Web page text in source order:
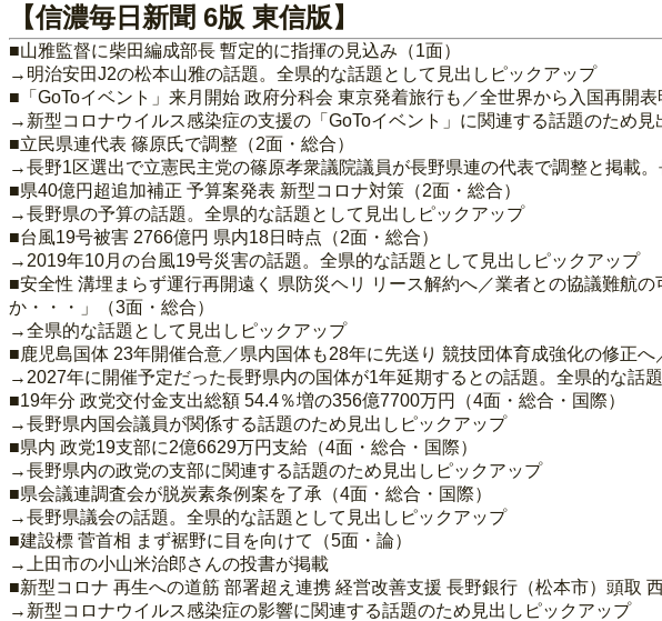
【信濃毎日新聞 6版 東信版】
■山雅監督に柴田編成部長 暫定的に指揮の見込み（1面）
→明治安田J2の松本山雅の話題。全県的な話題として見出しピックアップ
■「GoToイベント」来月開始 政府分科会 東京発着旅行も／全世界から入国再開表
→新型コロナウイルス感染症の支援の「GoToイベント」に関連する話題のため見
■立民県連代表 篠原氏で調整（2面・総合）
→長野1区選出で立憲民主党の篠原孝衆議院議員が長野県連の代表で調整と掲載
■県40億円超追加補正 予算案発表 新型コロナ対策（2面・総合）
→長野県の予算の話題。全県的な話題として見出しピックアップ
■台風19号被害 2766億円 県内18日時点（2面・総合）
→2019年10月の台風19号災害の話題。全県的な話題として見出しピックアップ
■安全性 溝埋まらず運行再開遠く 県防災ヘリ リース解約へ／業者との協議難航
か・・・」（3面・総合）
→全県的な話題として見出しピックアップ
■鹿児島国体 23年開催合意／県内国体も28年に先送り 競技団体育成強化の修正へ
→2027年に開催予定だった長野県内の国体が1年延期するとの話題。全県的な話
■19年分 政党交付金支出総額 54.4％増の356億7700万円（4面・総合・国際）
→長野県内国会議員が関係する話題のため見出しピックアップ
■県内 政党19支部に2億6629万円支給（4面・総合・国際）
→長野県内の政党の支部に関連する話題のため見出しピックアップ
■県会議連調査会が脱炭素条例案を了承（4面・総合・国際）
→長野県議会の話題。全県的な話題として見出しピックアップ
■建設標 菅首相 まず裾野に目を向けて（5面・論）
→上田市の小山米治郎さんの投書が掲載
■新型コロナ 再生への道筋 部署超え連携 経営改善支援 長野銀行（松本市）頭取
→新型コロナウイルス感染症の影響に関連する話題のため見出しピックアップ